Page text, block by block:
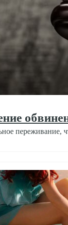
переживание,